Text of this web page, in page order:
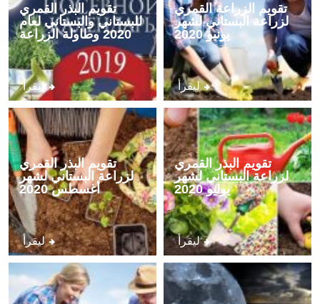
تقويم البذر القمري
للبستاني والبستاني لعام
2020 وطاولة الزراعة
ليقرأ
تقويم الزراعة القمري
لزراعة البستاني لشهر
يونيو 2020
ليقرأ
تقويم البذر القمري
لزراعة البستاني لشهر
أغسطس 2020
ليقرأ
تقويم البذر القمري
لزراعة البستاني لشهر
يوليو 2020
ليقرأ